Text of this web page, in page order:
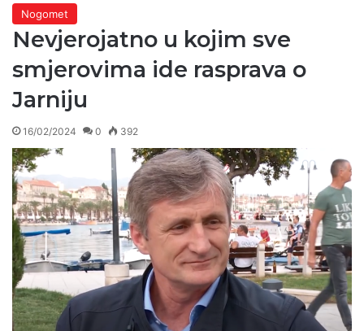
Nogomet
Nevjerojatno u kojim sve
smjerovima ide rasprava o
Jarniju
16/02/2024 0 392